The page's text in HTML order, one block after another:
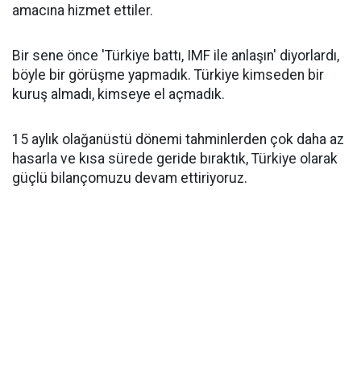
amacına hizmet ettiler.
Bir sene önce 'Türkiye battı, IMF ile anlaşın' diyorlardı,
böyle bir görüşme yapmadık. Türkiye kimseden bir
kuruş almadı, kimseye el açmadık.
15 aylık olağanüstü dönemi tahminlerden çok daha az
hasarla ve kısa sürede geride bıraktık, Türkiye olarak
güçlü bilançomuzu devam ettiriyoruz.